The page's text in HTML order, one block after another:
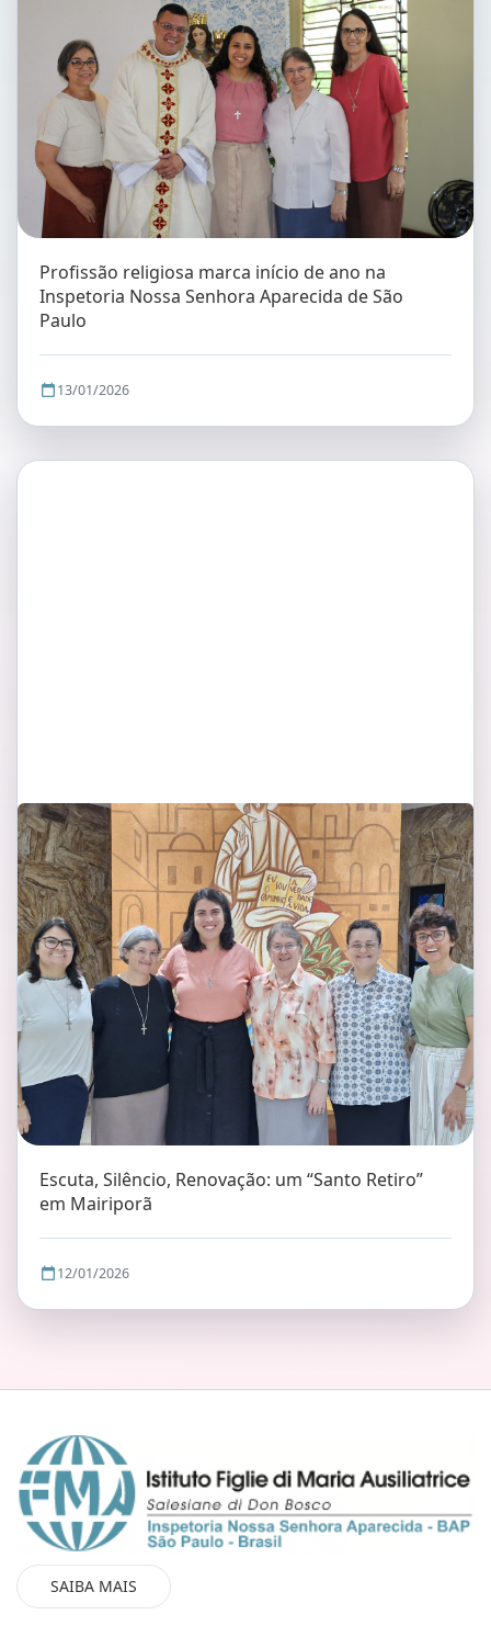
Profissão religiosa marca início de ano na
Inspetoria Nossa Senhora Aparecida de São
Paulo
13/01/2026
Escuta, Silêncio, Renovação: um “Santo Retiro”
em Mairiporã
12/01/2026
SAIBA MAIS